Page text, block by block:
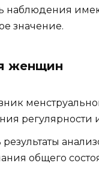
наблюдения
значение.
женщин
регулярности
общего